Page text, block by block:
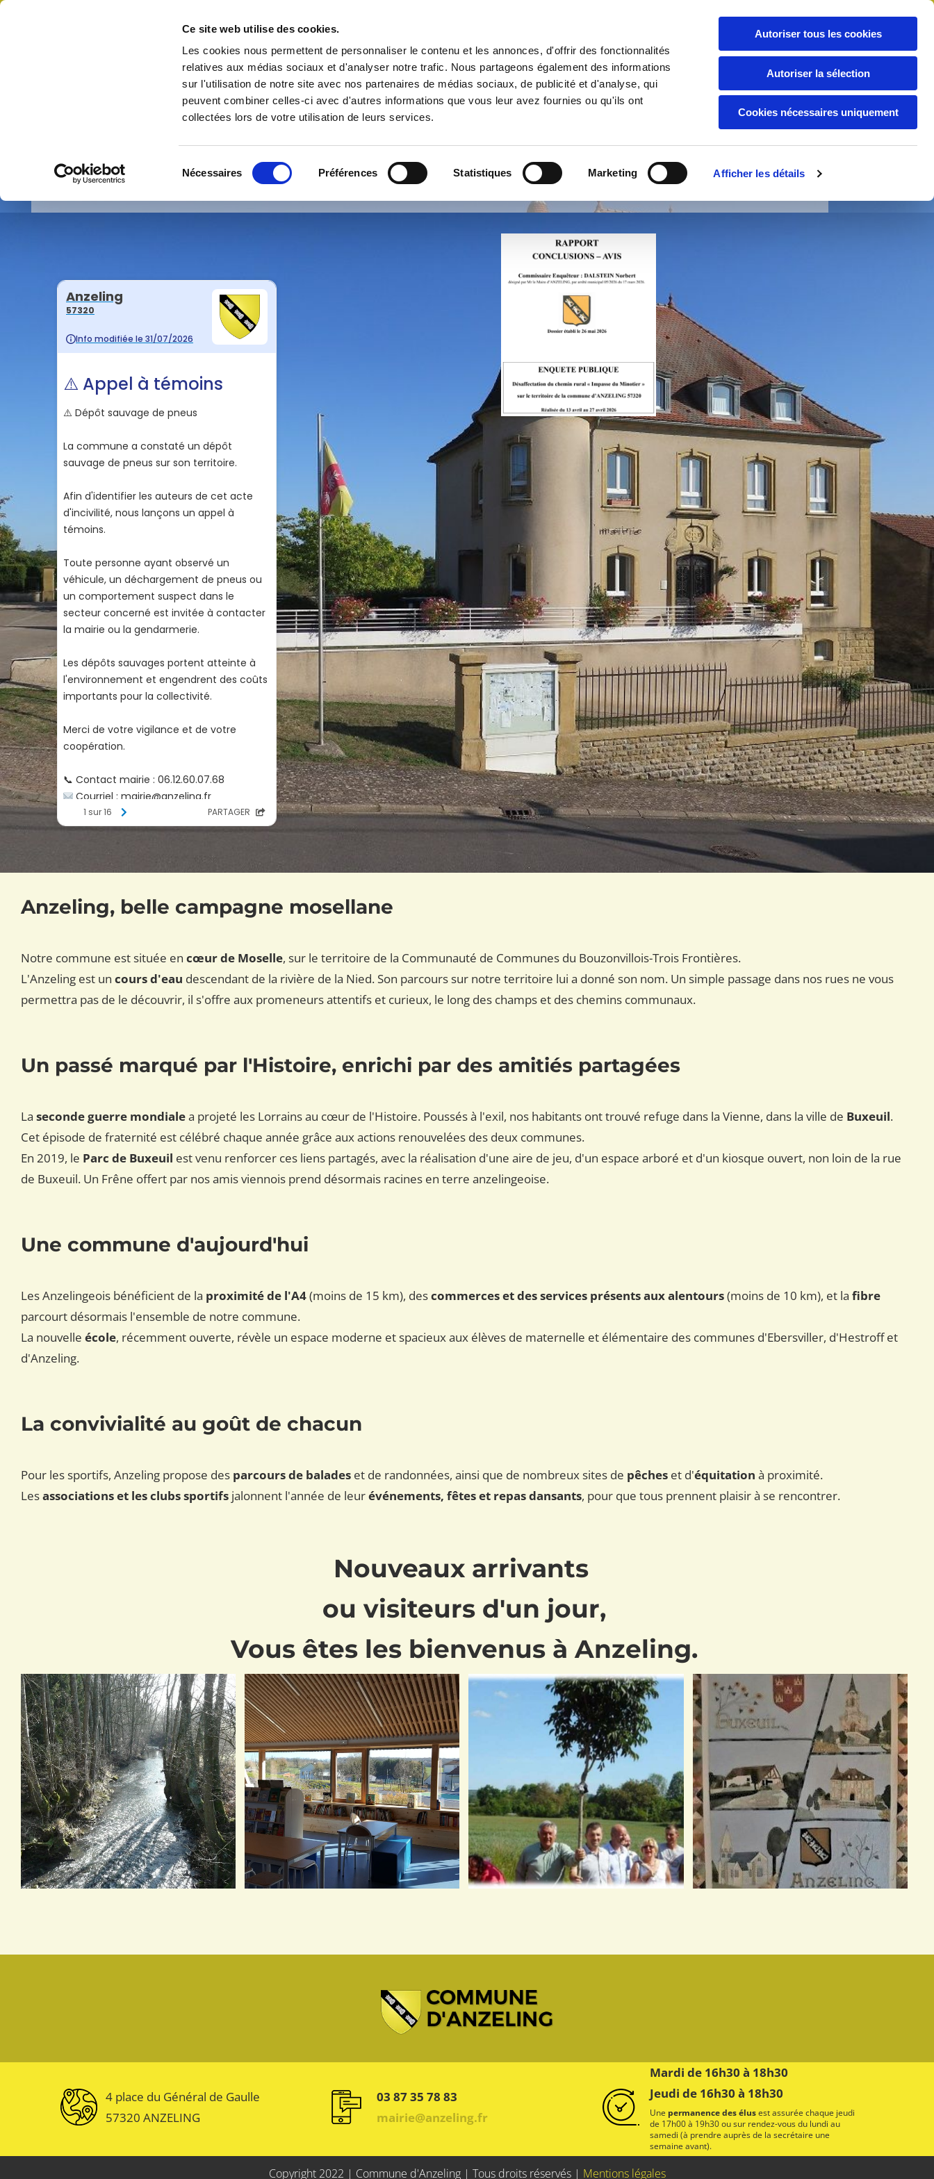
Ce site web utilise des cookies.
Les cookies nous permettent de personnaliser le contenu et les annonces, d'offrir des fonctionnalités
relatives aux médias sociaux et d'analyser notre trafic. Nous partageons également des informations
sur l'utilisation de notre site avec nos partenaires de médias sociaux, de publicité et d'analyse, qui
peuvent combiner celles-ci avec d'autres informations que vous leur avez fournies ou qu'ils ont
collectées lors de votre utilisation de leurs services.
du
Nécessaires Préférences Statistiques Marketing Afficher les détails
Autoriser tous les cookies
Autoriser la sélection
Cookies nécessaires uniquement
Vie municipale Infos pratiques Urbanisme Animation Environnement
Bienvenue sur le site officiel de la Commune d'Anzeling
Anzeling, belle campagne mosellane
Notre commune est située en cœur de Moselle, sur le territoire de la Communauté de Communes du Bouzonvillois-Trois Frontières.
L'Anzeling est un cours d'eau descendant de la rivière de la Nied. Son parcours sur notre territoire lui a donné son nom. Un simple passage dans nos rues ne vous
permettra pas de le découvrir, il s'offre aux promeneurs attentifs et curieux, le long des champs et des chemins communaux.
Un passé marqué par l'Histoire, enrichi par des amitiés partagées
La seconde guerre mondialea projeté les Lorrains au cœur de l'Histoire. Poussés à l'exil, nos habitants ont trouvé refuge dans la Vienne, dans la ville de Buxeuil.
Cet épisode de fraternité est célébré chaque année grâce aux actions renouvelées des deux communes.
En 2019, le Parc de Buxeuil est venu renforcer ces liens partagés, avec la réalisation d'une aire de jeu, d'un espace arboré et d'un kiosque ouvert, non loin de la rue
de Buxeuil. Un Frêne offert par nos amis viennois prend désormais racines en terre anzelingeoise.
Une commune d'aujourd'hui
Les Anzelingeois bénéficient de la proximité de l'A4(moins de 15 km), descommerces et des services présents aux alentours(moins de 10 km), et la fibre
parcourt désormais l'ensemble de notre commune.
La nouvelle école, récemment ouverte, révèle un espace moderne et spacieux aux élèves de maternelle et élémentaire des communes d'Ebersviller, d'Hestroff et
d'Anzeling.
La convivialité au goût de chacun
Pour les sportifs, Anzeling propose des parcours de balades et de randonnées, ainsi que de nombreux sites de pêches et d'équitation à proximité.
Lesassociations et les clubs sportifs jalonnent l'année de leurévénements, fêtes et repas dansants, pour que tous prennent plaisir à se rencontrer.
Nouveaux arrivants
ou visiteurs d'un jour,
Vous êtes les bienvenus à Anzeling.
4 place du Général de Gaulle
57320 ANZELING
03 87 35 78 83
mairie@anzeling.fr
Mardi de 16h30 à 18h30
Jeudi de 16h30 à 18h30
Une permanence des élusest assurée chaque jeudi
de 17h00 à 19h30 ou sur rendez-vous du lundi au
samedi (à prendre auprès de la secrétaire une
semaine avant).
Copyright 2022 | Commune d'Anzeling | Tous droits réservés | Mentions légales